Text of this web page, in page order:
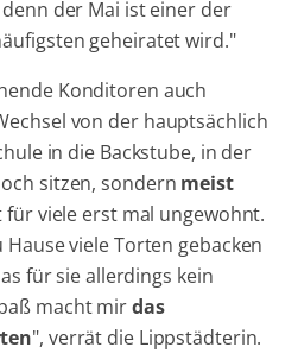
der Mai ist einer der
geheiratet wird."
Konditoren auch
von der hauptsächlich
in die Backstube, in der
sitzen, sondern meist
für viele erst mal ungewohnt.
Hause viele Torten gebacken
für sie allerdings kein
macht mirdas
", verrät die Lippstädterin.